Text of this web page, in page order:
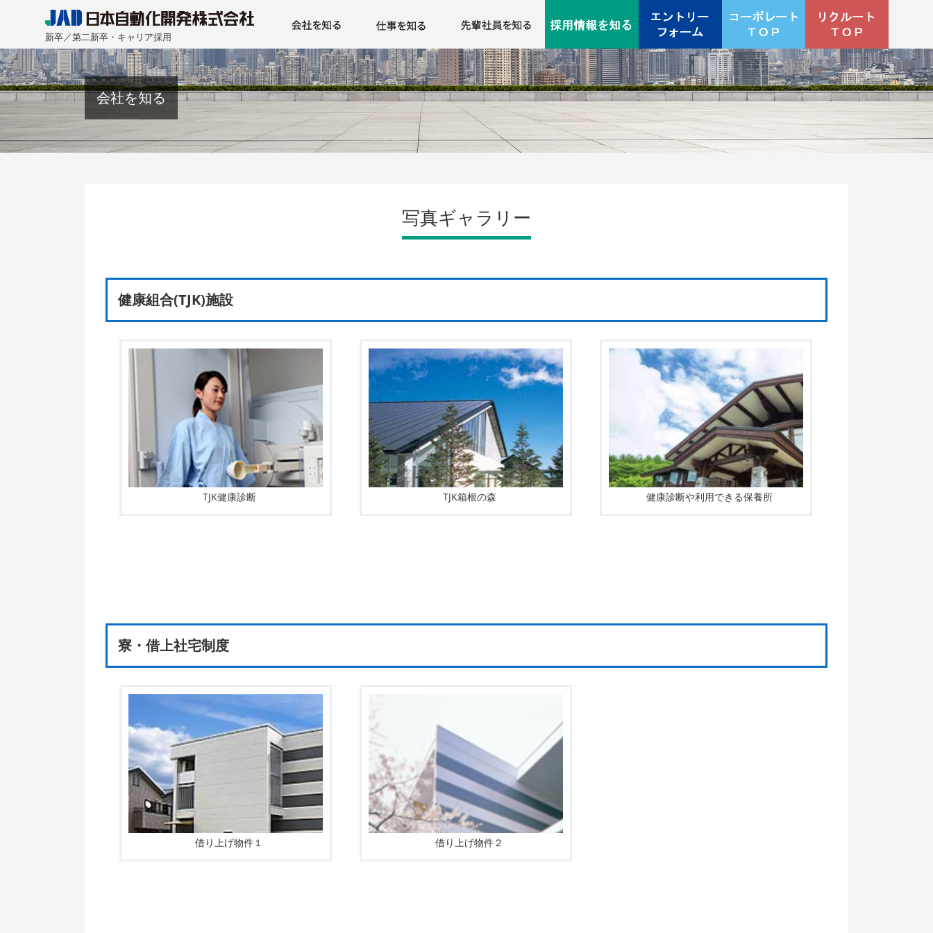
新卒／第二新卒・キャリア採用
社長挨拶
将来のビジョン
会社概要
事業所一覧
採用方針
採用担当者からのメッセージ
資格取得制度
人材教育キャリアパス
福利厚生
写真ギャラリー
採用FAQ システム開発業務の流れ先輩社員へのインタビュー
先輩社員の生の声
女性座談会 選考プロセス
新卒/第二新卒採用情報
キャリア採用情報
本社
名古屋支店
大阪支店
広島支店
福岡支店
新卒採用エントリーフォーム
キャリア採用エントリーフォーム
ジョブリターンエントリーフォーム
会社を知る
写真ギャラリー
健康組合(TJK)施設
TJK健康診断 TJK箱根の森 健康診断や利用できる保養所
寮・借上社宅制度
借り上げ物件１ 借り上げ物件２